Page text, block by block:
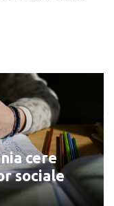
cere
sociale